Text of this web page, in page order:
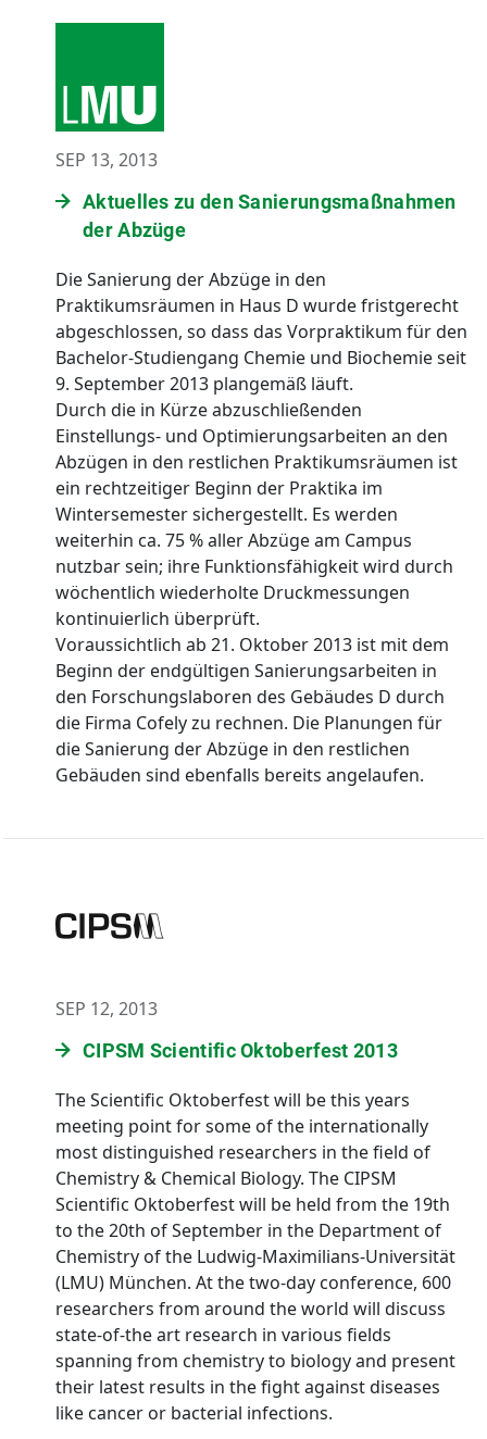
SEP 13, 2013
Aktuelles zu den Sanierungsmaßnahmen
der Abzüge
Die Sanierung der Abzüge in den
Praktikumsräumen in Haus D wurde fristgerecht
abgeschlossen, so dass das Vorpraktikum für den
Bachelor-Studiengang Chemie und Biochemie seit
9. September 2013 plangemäß läuft.
Durch die in Kürze abzuschließenden
Einstellungs- und Optimierungsarbeiten an den
Abzügen in den restlichen Praktikumsräumen ist
ein rechtzeitiger Beginn der Praktika im
Wintersemester sichergestellt. Es werden
weiterhin ca. 75 % aller Abzüge am Campus
nutzbar sein; ihre Funktionsfähigkeit wird durch
wöchentlich wiederholte Druckmessungen
kontinuierlich überprüft.
Voraussichtlich ab 21. Oktober 2013 ist mit dem
Beginn der endgültigen Sanierungsarbeiten in
den Forschungslaboren des Gebäudes D durch
die Firma Cofely zu rechnen. Die Planungen für
die Sanierung der Abzüge in den restlichen
Gebäuden sind ebenfalls bereits angelaufen.
SEP 12, 2013
CIPSM Scientific Oktoberfest 2013
The Scientific Oktoberfest will be this years
meeting point for some of the internationally
most distinguished researchers in the field of
Chemistry & Chemical Biology. The CIPSM
Scientific Oktoberfest will be held from the 19th
to the 20th of September in the Department of
Chemistry of the Ludwig-Maximilians-Universität
(LMU) München. At the two-day conference, 600
researchers from around the world will discuss
state-of-the art research in various fields
spanning from chemistry to biology and present
their latest results in the fight against diseases
like cancer or bacterial infections.